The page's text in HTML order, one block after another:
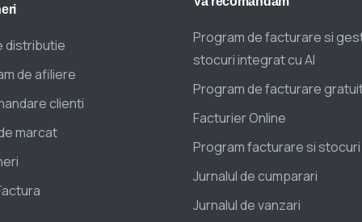
distributie
de afiliere
clienti
marcat
Program de facturare si
stocuri integrat cu AI
Program de facturare
Facturier Online
Program facturare si
Jurnalul de cumparari
Jurnalul de vanzari